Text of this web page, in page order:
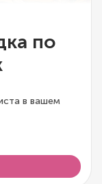
по
в вашем